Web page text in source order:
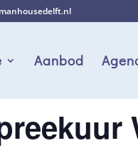
Aanbod